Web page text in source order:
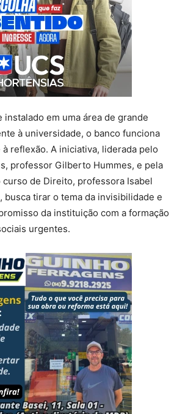
instalado em uma área de grande
à universidade, o banco funciona
reflexão. A iniciativa, liderada pelo
professor Gilberto Hummes, e pela
de Direito, professora Isabel
busca tirar o tema da invisibilidade e
da instituição com a formação
urgentes.